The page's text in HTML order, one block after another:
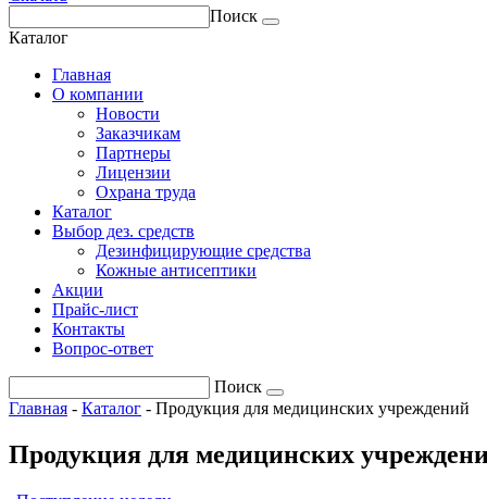
Поиск
Каталог
Главная
О компании
Новости
Заказчикам
Партнеры
Лицензии
Охрана труда
Каталог
Выбор дез. средств
Дезинфицирующие средства
Кожные антисептики
Акции
Прайс-лист
Контакты
Вопрос-ответ
Поиск
Главная - Каталог - Продукция для медицинских учреждений
Продукция для медицинских